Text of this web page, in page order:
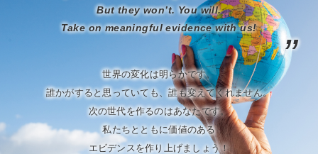
But they won’t. You will.
Take on meaningful evidence with us!
世界の変化は明らかです。
誰かがすると思っていても、誰も変えてくれません。
次の世代を作るのはあなたです。
私たちとともに価値のある
エビデンスを作り上げましょう！